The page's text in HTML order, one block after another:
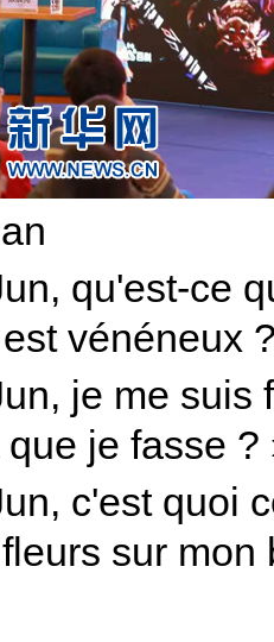
qu'est-ce
vénéneux
je me suis
je fasse ?
c'est quoi
sur mon